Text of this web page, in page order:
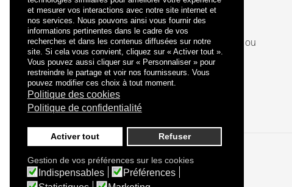
et mesurer vos interactions avec notre site internet et
nos services. Nous pouvons ainsi vous fournir des
informations pertinentes dans le cadre de vos
recherches et dans les contenus diffusées sur notre
site. Si cela vous convient, cliquez sur « Activer tout ».
Vous pouvez aussi cliquer sur « Personnaliser » pour
restreindre le partage et voir nos fournisseurs. Vous
pouvez modifier ces choix à tout moment.
Politique des cookies
Politique de confidentialité
Activer tout Refuser
Gestion de vos préférences sur les cookies
Indispensables
Préférences
Lacertification qualité a été délivrée au titre de la ou
des catégories d'actions suivantes : actions de
formation.
Politique de confidentialité Mentions légales